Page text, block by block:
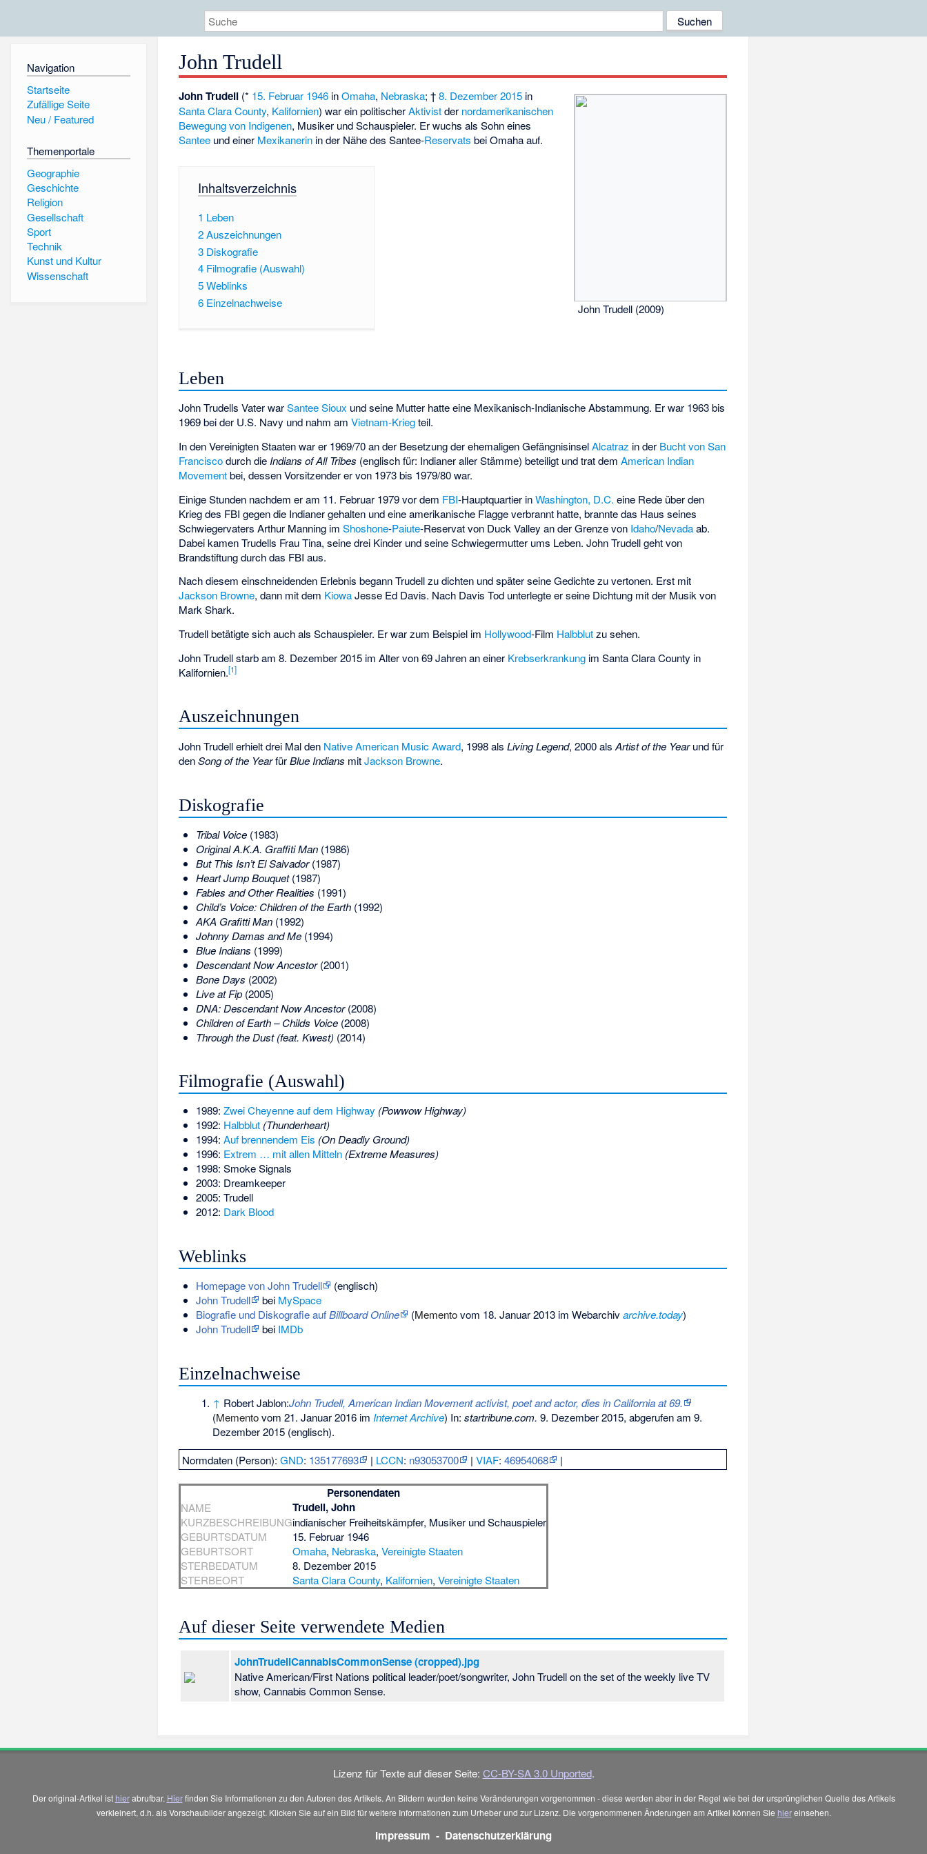
Navigation
Startseite
Zufällige Seite
Neu / Featured
Themenportale
Geographie
Geschichte
Religion
Gesellschaft
Sport
Technik
Kunst und Kultur
Wissenschaft
John Trudell
John Trudell (2009)
John Trudell (* 15. Februar 1946 inOmaha, Nebraska; †8. Dezember 2015 in
Santa Clara County, Kalifornien) war ein politischerAktivistder nordamerikanischen
Bewegung von Indigenen, Musiker und Schauspieler. Er wuchs als Sohn eines
Santee und einer Mexikanerin in der Nähe des Santee-Reservats bei Omaha auf.
Inhaltsverzeichnis
1 Leben
2Auszeichnungen
3 Diskografie
4 Filmografie (Auswahl)
5Weblinks
6 Einzelnachweise
Leben
John Trudells Vater warSantee Sioux und seine Mutter hatte eine Mexikanisch-Indianische Abstammung. Er war 1963 bis
1969 bei der U.S. Navy und nahm amVietnam-Kriegteil.
In den Vereinigten Staaten war er 1969/70 an der Besetzung der ehemaligen GefängnisinselAlcatraz in der Bucht von San
Franciscodurch die Indians of All Tribes (englisch für: Indianer aller Stämme) beteiligt und trat demAmerican Indian
Movementbei, dessen Vorsitzender er von 1973 bis 1979/80 war.
Einige Stunden nachdem er am 11. Februar 1979 vor dem FBI-Hauptquartier inWashington, D.C. eine Rede über den
Krieg des FBI gegen die Indianer gehalten und eine amerikanische Flagge verbrannt hatte, brannte das Haus seines
Schwiegervaters Arthur Manning imShoshone-Paiute-Reservat von Duck Valley an der Grenze von Idaho/Nevadaab.
Dabei kamen Trudells Frau Tina, seine drei Kinder und seine Schwiegermutter ums Leben. John Trudell geht von
Brandstiftung durch das FBI aus.
Nach diesem einschneidenden Erlebnis begann Trudell zu dichten und später seine Gedichte zu vertonen. Erst mit
Jackson Browne, dann mit dem Kiowa Jesse Ed Davis. Nach Davis Tod unterlegte er seine Dichtung mit der Musik von
Mark Shark.
Trudell betätigte sich auch als Schauspieler. Er war zum Beispiel im Hollywood-Film Halbblutzu sehen.
John Trudell starb am 8. Dezember 2015 im Alter von 69 Jahren an einer Krebserkrankung im Santa Clara County in
Kalifornien.[1]
Auszeichnungen
John Trudell erhielt drei Mal den Native American Music Award, 1998 alsLiving Legend, 2000 alsArtist of the Yearund für
denSong of the YearfürBlue Indians mitJackson Browne.
Diskografie
Tribal Voice(1983)
Original A.K.A. Graffiti Man(1986)
But This Isn’t El Salvador(1987)
Heart Jump Bouquet(1987)
Fables and Other Realities (1991)
Child’s Voice: Children of the Earth(1992)
AKA Grafitti Man(1992)
Johnny Damas and Me(1994)
Blue Indians (1999)
Descendant Now Ancestor(2001)
Bone Days (2002)
Live at Fip(2005)
DNA: Descendant Now Ancestor(2008)
Children of Earth – Childs Voice(2008)
Through the Dust (feat. Kwest)(2014)
Filmografie (Auswahl)
1989: Zwei Cheyenne auf dem Highway (Powwow Highway)
1992: Halbblut (Thunderheart)
1994: Auf brennendem Eis (On Deadly Ground)
1996: Extrem … mit allen Mitteln (Extreme Measures)
1998: Smoke Signals
2003: Dreamkeeper
2005: Trudell
2012: Dark Blood
Weblinks
Homepage von John Trudell
(englisch)
John Trudell
bei MySpace
Biografie und Diskografie aufBillboard Online (Mementovom 18. Januar 2013 im Webarchivarchive.today)
John Trudell
bei IMDb
Einzelnachweise
↑ Robert Jablon:John Trudell, American Indian Movement activist, poet and actor, dies in California at 69.
(Mementovom 21. Januar 2016 im Internet Archive) In: startribune.com. 9. Dezember 2015, abgerufen am 9.
Dezember 2015 (englisch).
Normdaten (Person):GND: 135177693 | LCCN: n93053700 |VIAF:46954068 |
Personendaten
NAME Trudell, John
KURZBESCHREIBUNGindianischer Freiheitskämpfer, Musiker und Schauspieler
GEBURTSDATUM
15. Februar 1946
GEBURTSORT
Omaha, Nebraska,Vereinigte Staaten
STERBEDATUM
8. Dezember 2015
STERBEORT
Santa Clara County, Kalifornien,Vereinigte Staaten
Auf dieser Seite verwendete Medien
JohnTrudellCannabisCommonSense (cropped).jpg
Native American/First Nations political leader/poet/songwriter, John Trudell on the set of the weekly live TV
show, Cannabis Common Sense.
Lizenz für Texte auf dieser Seite: CC-BY-SA 3.0 Unported.
Der original-Artikel ist hierabrufbar. Hierfinden Sie Informationen zu den Autoren des Artikels. An Bildern wurden keine Veränderungen vorgenommen - diese werden aber in der Regel wie bei der ursprünglichen Quelle des Artikels
verkleinert, d.h. als Vorschaubilder angezeigt. Klicken Sie auf ein Bild für weitere Informationen zum Urheber und zur Lizenz. Die vorgenommenen Änderungen am Artikel können Sie hiereinsehen.
Impressum - Datenschutzerklärung